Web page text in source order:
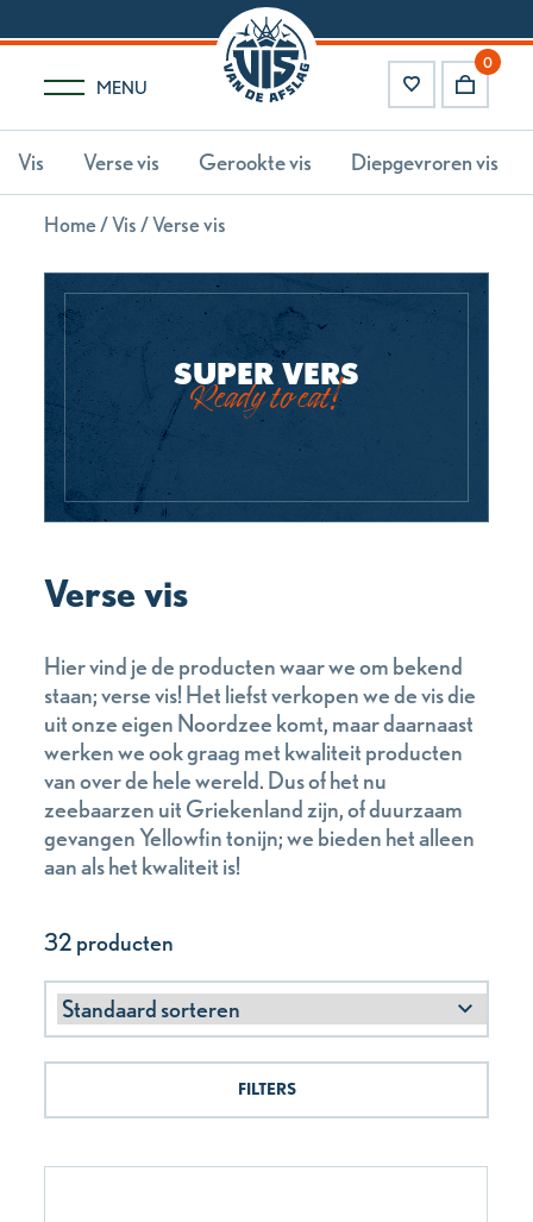
MENU
0
Vis Verse vis Gerookte vis Diepgevroren vis
Home/Vis/ Verse vis
SUPER VERS
Ready to eat!
Verse vis
Hier vind je de producten waar we om bekend
staan; verse vis! Het liefst verkopen we de vis die
uit onze eigen Noordzee komt, maar daarnaast
werken we ook graag met kwaliteit producten
van over de hele wereld. Dus of het nu
zeebaarzen uit Griekenland zijn, of duurzaam
gevangen Yellowfin tonijn; we bieden het alleen
aan als het kwaliteit is!
32 producten
FILTERS